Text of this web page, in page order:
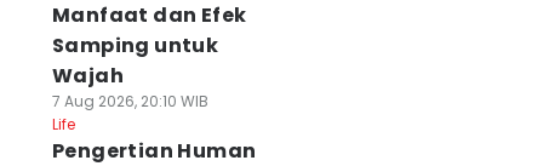
Manfaat dan Efek
Samping untuk
Wajah
7 Aug 2026, 20:10 WIB
Life
Pengertian Human